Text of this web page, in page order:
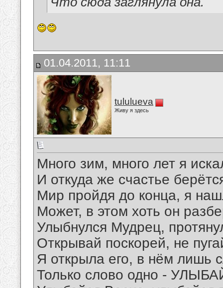
01.04.2011, 11:11
tululueva
Живу я здесь
Много зим, много лет я
И откуда же счастье
Мир пройдя до конца, я
Может, в этом хоть он
Улыбнулся Мудрец,
Открывай поскорей, не
Я открыла его, в нём лишь
Только слово одно -